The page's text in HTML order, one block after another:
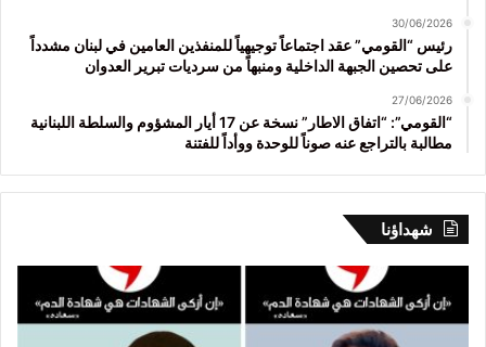
30/06/2026
رئيس “القومي” عقد اجتماعاً توجيهياً للمنفذين العامين في لبنان مشدداً
على تحصين الجبهة الداخلية ومنبهاً من سرديات تبرير العدوان
27/06/2026
“القومي”: “اتفاق الاطار” نسخة عن 17 أيار المشؤوم والسلطة اللبنانية
مطالبة بالتراجع عنه صوناً للوحدة ووأداً للفتنة
شهداؤنا